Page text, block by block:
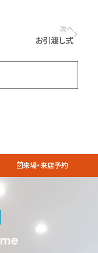
次へ
お引渡し式
来場・来店予約